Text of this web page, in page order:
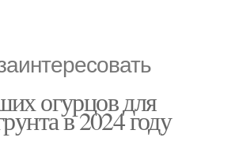
огурцов для
в 2024 году